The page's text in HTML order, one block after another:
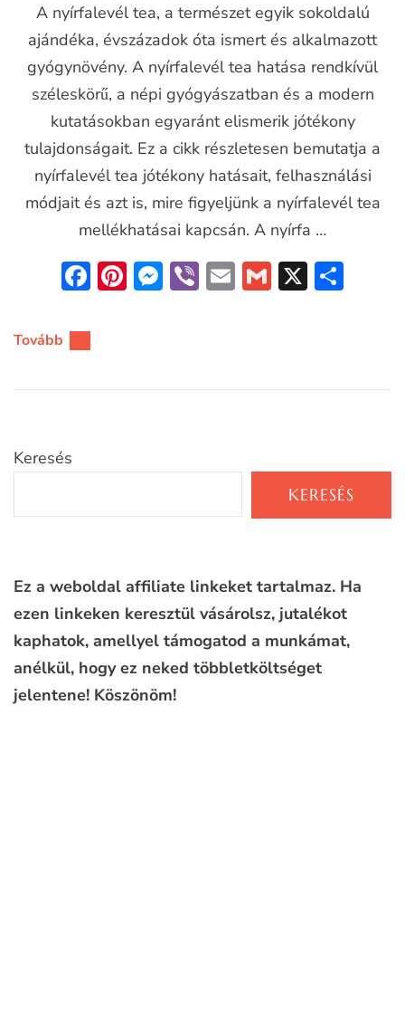
A nyírfalevél tea, a természet egyik sokoldalú
ajándéka, évszázadok óta ismert és alkalmazott
gyógynövény. A nyírfalevél tea hatása rendkívül
széleskörű, a népi gyógyászatban és a modern
kutatásokban egyaránt elismerik jótékony
tulajdonságait. Ez a cikk részletesen bemutatja a
nyírfalevél tea jótékony hatásait, felhasználási
módjait és azt is, mire figyeljünk a nyírfalevél tea
mellékhatásai kapcsán. A nyírfa …
Facebook
Pinterest
Messenger
ViberEmailGmail
X
Tovább
Keresés
KERESÉS
Ez a weboldal affiliate linkeket tartalmaz. Ha
ezen linkeken keresztül vásárolsz, jutalékot
kaphatok, amellyel támogatod a munkámat,
anélkül, hogy ez neked többletköltséget
jelentene! Köszönöm!